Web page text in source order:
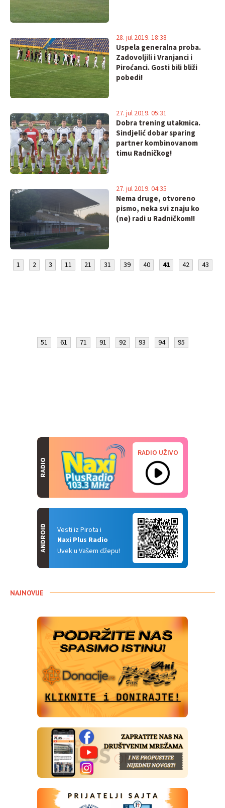
Uspela generalna proba.
Zadovoljili i Vranjanci i
Piroćanci. Gosti bili bliži
pobedi!
28. jul 2019. 18:38
Dobra trening utakmica.
Sindjelić dobar sparing
partner kombinovanom
timu Radničkog!
27. jul 2019. 05:31
Nema druge, otvoreno
pismo, neka svi znaju ko
(ne) radi u Radničkom!!
27. jul 2019. 04:35
1 2 3 11 21 31 39 40 41 42 43
51 61 71 91 92 93 94 95
RADIO
RADIO UŽIVO
Vesti iz Pirota i
Naxi Plus Radio
Uvek u Vašem džepu!
ANDROID
NAJNOVIJE